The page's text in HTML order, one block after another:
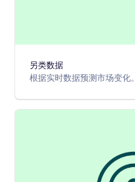
另类数据
根据实时数据预测市场变化。